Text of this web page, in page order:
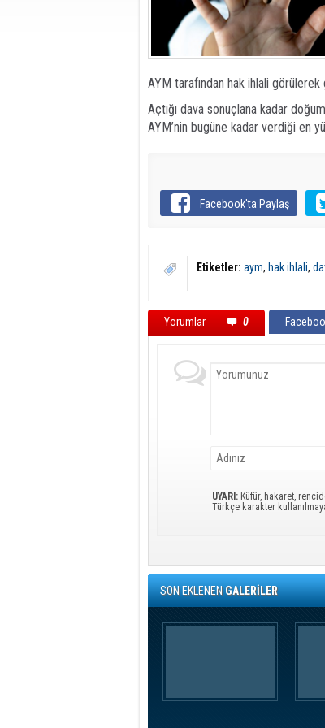
AYM tarafından hak ihlali
Açtığı dava sonuçlana kadar
AYM’nin bugüne kadar verdiği en
Facebook'ta Paylaş
Etiketler: aym, hak ihlali,
Yorumlar 0
UYARI: Küfür, hakaret,
Türkçe karakter
SON EKLENENGALERİLER